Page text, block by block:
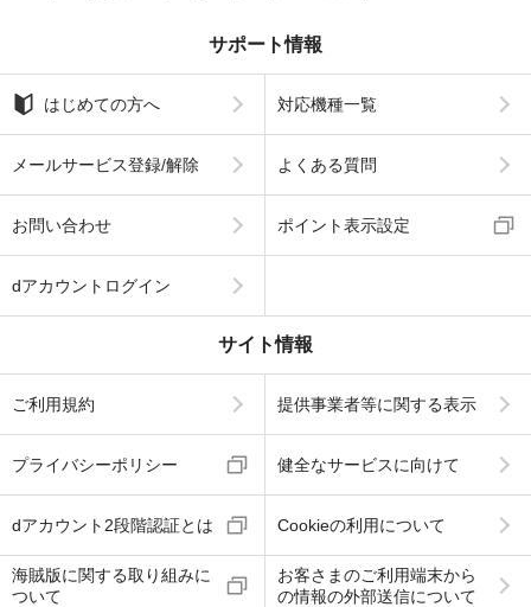
サポート情報
はじめての方へ 対応機種一覧
メールサービス登録/解除 よくある質問
お問い合わせ ポイント表示設定
dアカウントログイン
サイト情報
ご利用規約 提供事業者等に関する表示
プライバシーポリシー 健全なサービスに向けて
dアカウント2段階認証とは Cookieの利用について
海賊版に関する取り組みに
ついて
お客さまのご利用端末から
の情報の外部送信について